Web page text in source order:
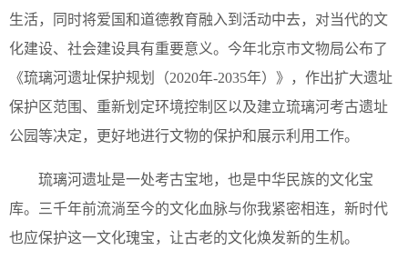
生活，同时将爱国和道德教育融入到活动中去，对当代的文
化建设、社会建设具有重要意义。今年北京市文物局公布了
《琉璃河遗址保护规划（2020年-2035年）》，作出扩大遗址
保护区范围、重新划定环境控制区以及建立琉璃河考古遗址
公园等决定，更好地进行文物的保护和展示利用工作。
琉璃河遗址是一处考古宝地，也是中华民族的文化宝
库。三千年前流淌至今的文化血脉与你我紧密相连，新时代
也应保护这一文化瑰宝，让古老的文化焕发新的生机。